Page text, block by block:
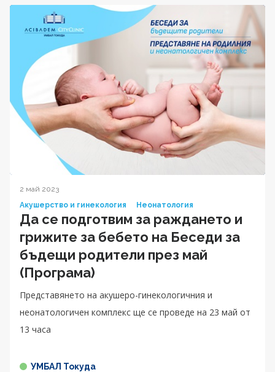
2 май 2023
Акушерство и гинекология
Неонатология
Да се подготвим за раждането и
грижите за бебето на Беседи за
бъдещи родители през май
(Програма)
Представянето на акушеро-гинекологичния и
неонатологичен комплекс ще се проведе на 23 май от
13 часа
УМБАЛ Токуда